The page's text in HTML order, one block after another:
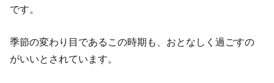
です。
季節の変わり目であるこの時期も、おとなしく過ごすの
がいいとされています。